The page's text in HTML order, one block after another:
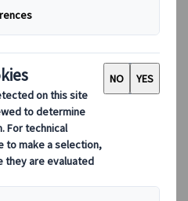
der øygruppens hovedstad,
del av Ryukyu-riket. Både Japan
over Okinawa, noe som innebar
sider. I 1879 ble Okinawa et
varierer fra 15 til
reisemål nesten hele året -
Unngå juni og
eller høsten hvis du vil unngå